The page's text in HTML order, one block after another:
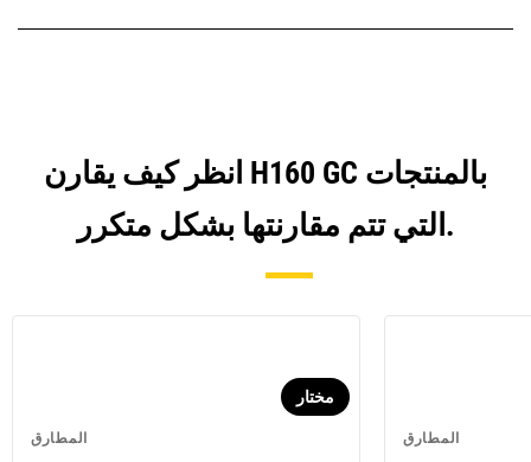
انظر كيف يقارن H160 GC بالمنتجات
التي تتم مقارنتها بشكل متكرر.
المطارق
مختار
المطارق